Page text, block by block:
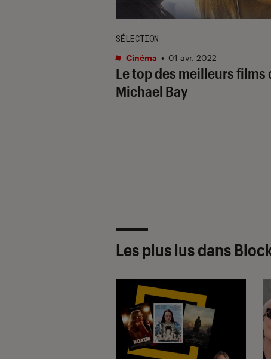
Le top des meilleurs films
Michael Bay
SÉLECTION
Cinéma • 01 avr. 2022
Les plus lus dans